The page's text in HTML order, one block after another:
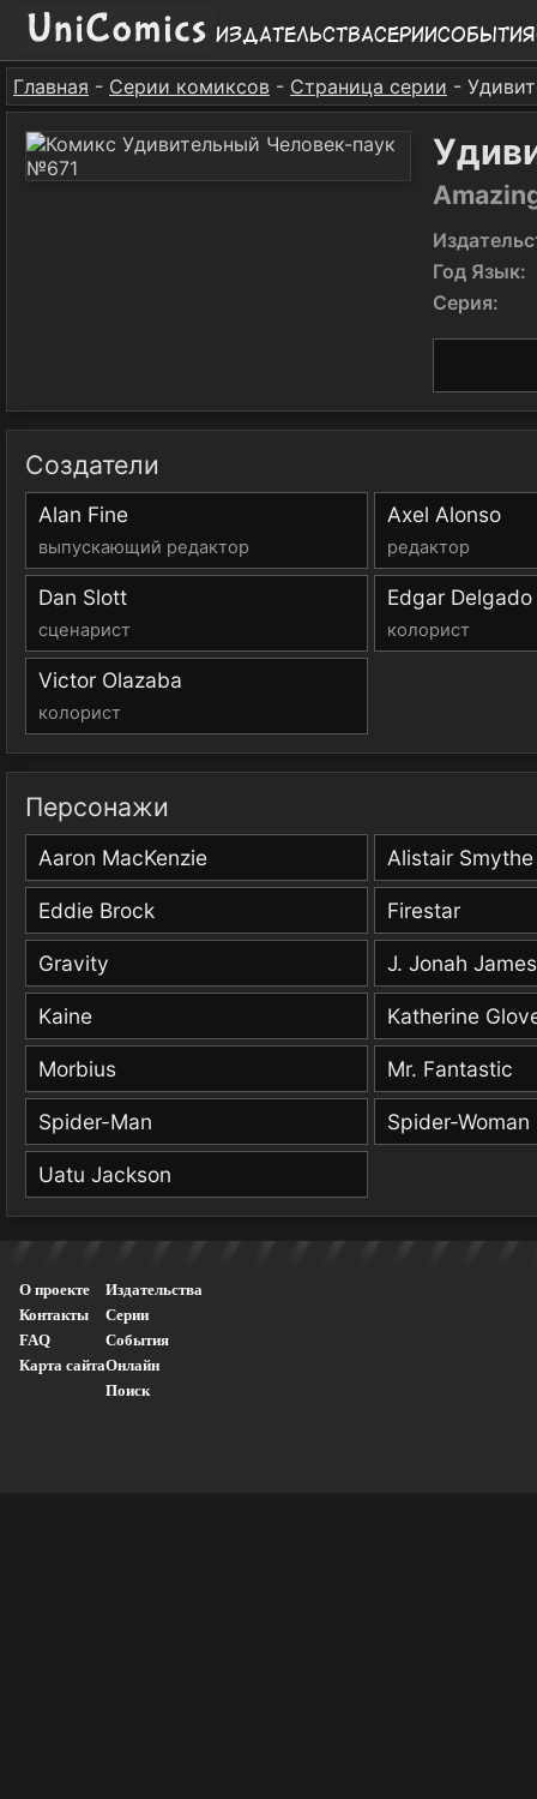
ИздательстваСерииСобытия
Главная - Серии комиксов - Страница серии -
Год Язык:
Серия:
Создатели
Alan Fine
выпускающий редактор
Axel Alonso
редактор
Dan Slott
сценарист
Edgar Delgado
колорист
Victor Olazaba
колорист
Персонажи
Aaron MacKenzie Alistair Smythe
Eddie Brock Firestar
Gravity J. Jonah
Kaine Katherine
Morbius Mr. Fantastic
Spider-Man Spider-Woman
Uatu Jackson
О проекте
Контакты
FAQ
Карта сайта
Издательства
Серии
События
Онлайн
Поиск